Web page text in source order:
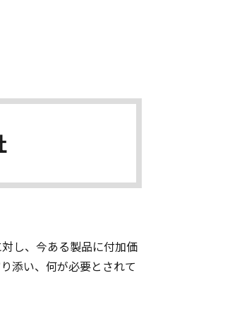
し、今ある製品に付加価
添い、何が必要とされて